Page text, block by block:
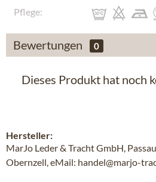
Pflege:
Bewertungen 0
Dieses Produkt hat noch
Hersteller:
MarJo Leder & Tracht GmbH,
Obernzell, eMail: handel@marjo-